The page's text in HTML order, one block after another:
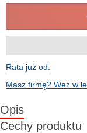
Rata już od:
Masz firmę? Weź w
Opis
Cechy produktu